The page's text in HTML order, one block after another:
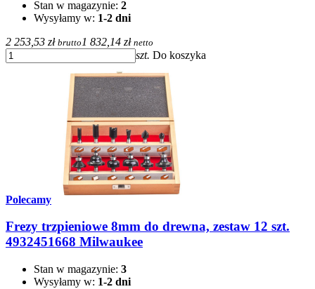
Stan w magazynie: 2
Wysyłamy w: 1-2 dni
2 253,53 zł brutto 1 832,14 zł netto
szt. Do koszyka
Polecamy
Frezy trzpieniowe 8mm do drewna, zestaw 12 szt.
4932451668 Milwaukee
Stan w magazynie: 3
Wysyłamy w: 1-2 dni